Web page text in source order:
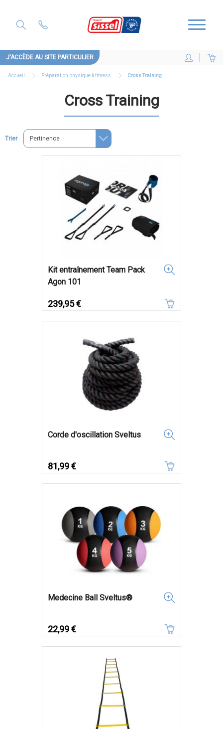
J'ACCÈDE AU SITE PARTICULIER
Accueil Préparation physique & fitness Cross Training
Cross Training
Trier
Kit entraînement Team Pack
Agon 101
Prix
239,95 €
Corde d'oscillation Sveltus
Prix
81,99 €
Medecine Ball Sveltus®
Prix
22,99 €